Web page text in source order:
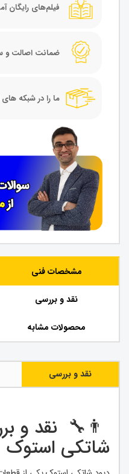
فیلم‌های رایگان
ضمانت اصالت و
ما را در شبکه
مشخصات فنی
نقد و بررسی
محصولات مشابه
نقد و بررسی
👨‍🔧 نقد و
شاتکی استوک